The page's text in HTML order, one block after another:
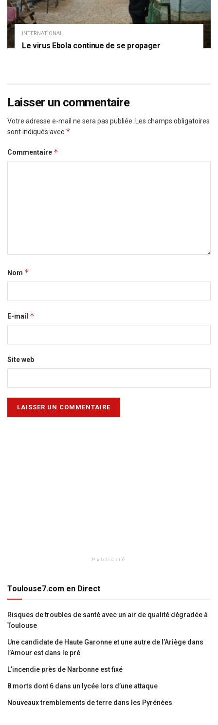
INTERNATIONAL
Le virus Ebola continue de se propager
Laisser un commentaire
Votre adresse e-mail ne sera pas publiée.
Les champs obligatoires
sont indiqués avec *
Commentaire *
Nom *
E-mail *
Site web
Publicité
Toulouse7.com en Direct
Risques de troubles de santé avec un air de qualité dégradée à
Toulouse
Une candidate de Haute Garonne et une autre de l’Ariège dans
l’Amour est dans le pré
L’incendie près de Narbonne est fixé
8 morts dont 6 dans un lycée lors d’une attaque
Nouveaux tremblements de terre dans les Pyrénées